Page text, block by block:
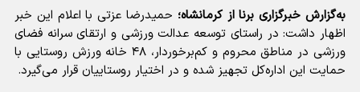
به‌گزارش خبرگزاری برنا از کرمانشاه؛ حمیدرضا عزتی با اعلام این خبر
اظهار داشت: در راستای توسعه عدالت ورزشی و ارتقای سرانه فضای
ورزشی در مناطق محروم و کم‌برخوردار، ۴۸ خانه ورزش روستایی با
حمایت این اداره‌کل تجهیز شده و در اختیار روستاییان قرار می‌گیرد.